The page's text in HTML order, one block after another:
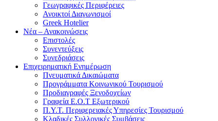
Γεωγραφικές Περιφέρειες
Ανοικτοί Διαγωνισμoί
Greek Hotelier
Νέα – Ανακοινώσεις
Επιστολές
Συνεντεύξεις
Συνεδριάσεις
Επιχειρηματική Ενημέρωση
Πνευματικά Δικαιώματα
Προγράμματα Κοινωνικού Τουρισμού
Προδιαγραφές Ξενοδοχείων
Γραφεία Ε.Ο.Τ Εξωτερικού
Π.Υ.Τ. Περιφερειακές Υπηρεσίες Τουρισμού
Κλαδικές Συλλογικές Συμβάσεις